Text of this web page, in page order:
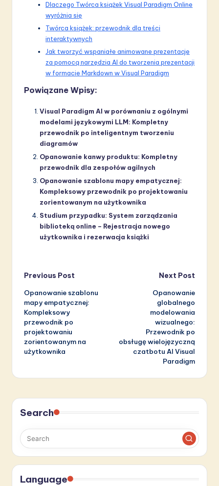
Dlaczego Twórca książek Visual Paradigm Online
wyróżnia się
Twórca książek: przewodnik dla treści
interaktywnych
Jak tworzyć wspaniałe animowane prezentacje
za pomocą narzędzia AI do tworzenia prezentacji
w formacie Markdown w Visual Paradigm
Powiązane Wpisy:
Visual Paradigm AI w porównaniu z ogólnymi
modelami językowymi LLM: Kompletny
przewodnik po inteligentnym tworzeniu
diagramów
Opanowanie kanwy produktu: Kompletny
przewodnik dla zespołów agilnych
Opanowanie szablonu mapy empatycznej:
Kompleksowy przewodnik po projektowaniu
zorientowanym na użytkownika
Studium przypadku: System zarządzania
biblioteką online – Rejestracja nowego
użytkownika i rezerwacja książki
Post
navigation
Previous Post
Opanowanie szablonu
mapy empatycznej:
Kompleksowy
przewodnik po
projektowaniu
zorientowanym na
użytkownika
Next Post
Opanowanie
globalnego
modelowania
wizualnego:
Przewodnik po
obsługę wielojęzyczną
czatbotu AI Visual
Paradigm
Search
Language